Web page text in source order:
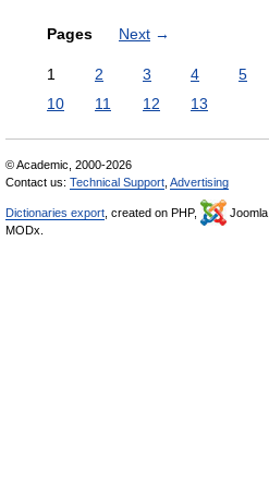
Pages Next →
1 2 3 4 5
10
11 12 13
© Academic, 2000-2026
Contact us: Technical Support Advertising
Dictionaries export , created on PHP, Joomla,
MODx.